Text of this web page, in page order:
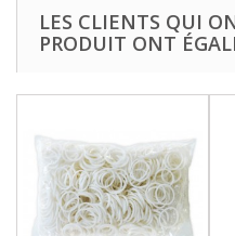
LES CLIENTS QUI
PRODUIT ONT